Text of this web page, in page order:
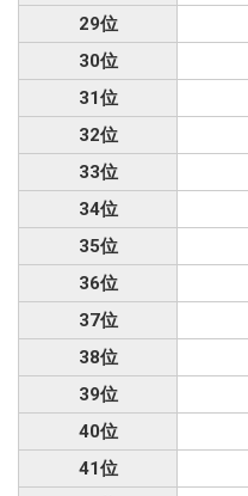
29位
30位
31位
32位
33位
34位
35位
36位
37位
38位
39位
40位
41位